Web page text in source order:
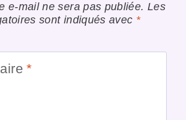
e-mail ne sera pas publiée. Les
sont indiqués avec *
*